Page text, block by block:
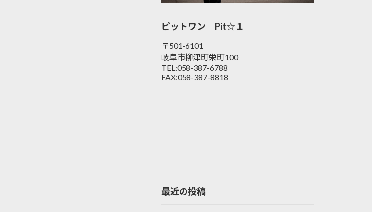
ピットワン Pit☆１
〒501-6101
岐阜市柳津町栄町100
TEL:058-387-6788
FAX:058-387-8818
最近の投稿